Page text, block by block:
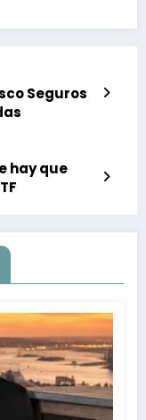
Seguros
hay que